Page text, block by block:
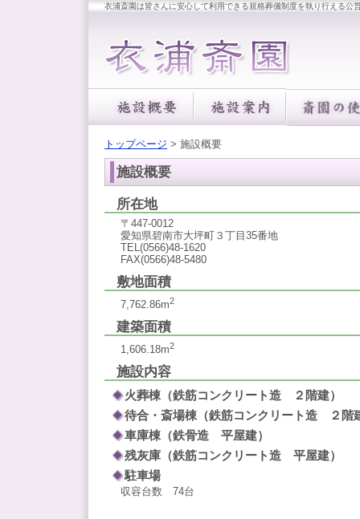
衣浦斎園は皆さんに安心して利用できる規格葬儀制度を執り行える
トップページ > 施設概要
施設概要
所在地
〒447-0012
愛知県碧南市大坪町３丁目35番地
TEL(0566)48-1620
FAX(0566)48-5480
敷地面積
7,762.86m2
建築面積
1,606.18m2
施設内容
火葬棟（鉄筋コンクリート造 ２階建）
待合・斎場棟（鉄筋コンクリート造 ２階
車庫棟（鉄骨造 平屋建）
残灰庫（鉄筋コンクリート造 平屋建）
駐車場
収容台数 74台